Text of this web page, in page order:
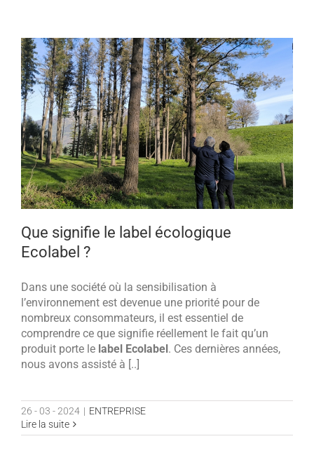
Que signifie le label écologique
Ecolabel ?
Dans une société où la sensibilisation à
l’environnement est devenue une priorité pour de
nombreux consommateurs, il est essentiel de
comprendre ce que signifie réellement le fait qu’un
produit porte le label Ecolabel . Ces dernières années,
nous avons assisté à [..]
26 - 03 - 2024 | ENTREPRISE
Lire la suite